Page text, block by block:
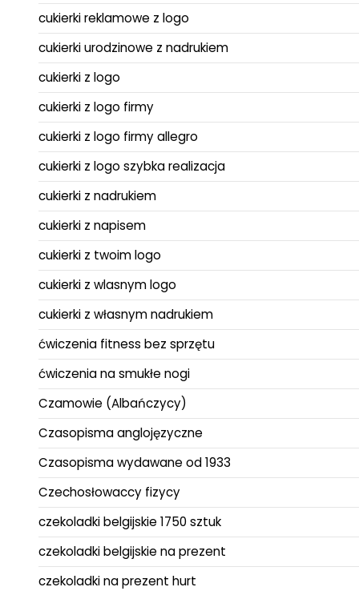
cukierki reklamowe z logo
cukierki urodzinowe z nadrukiem
cukierki z logo
cukierki z logo firmy
cukierki z logo firmy allegro
cukierki z logo szybka realizacja
cukierki z nadrukiem
cukierki z napisem
cukierki z twoim logo
cukierki z wlasnym logo
cukierki z własnym nadrukiem
ćwiczenia fitness bez sprzętu
ćwiczenia na smukłe nogi
Czamowie (Albańczycy)
Czasopisma anglojęzyczne
Czasopisma wydawane od 1933
Czechosłowaccy fizycy
czekoladki belgijskie 1750 sztuk
czekoladki belgijskie na prezent
czekoladki na prezent hurt